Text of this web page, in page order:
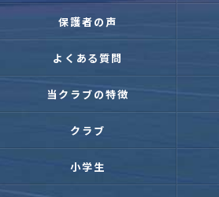
保護者の声
よくある質問
当クラブの特徴
クラブ
小学生